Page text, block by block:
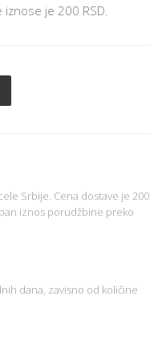
iznose je 200 RSD.
Srbije. Cena dostave je 200
iznos porudžbine preko
dana, zavisno od količine